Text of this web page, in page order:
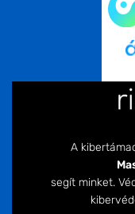
A
segít minket.